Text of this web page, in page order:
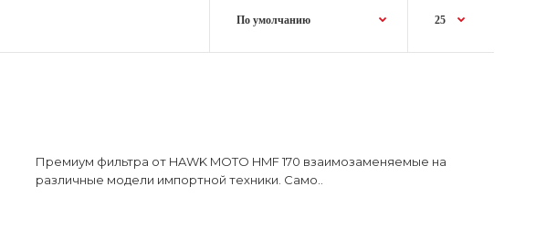
Премиум фильтра от HAWK MOTO HMF 170 взаимозаменяемые на
различные модели импортной техники. Само..